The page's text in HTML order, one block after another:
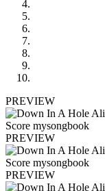
PREVIEW
PREVIEW
PREVIEW